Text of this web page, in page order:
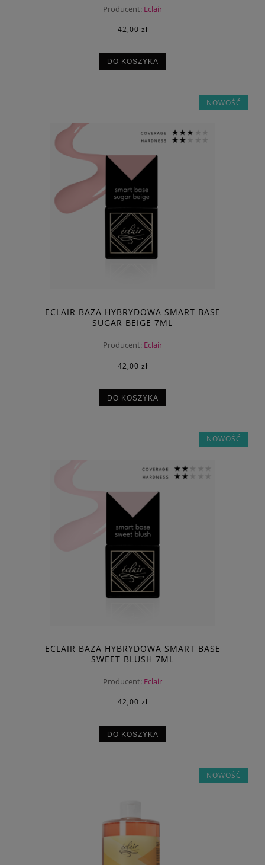
Producent: Eclair
42,00 zł
DO KOSZYKA
ECLAIR BAZA HYBRYDOWA SMART BASE
SUGAR BEIGE 7ML
Producent: Eclair
42,00 zł
DO KOSZYKA
NOWOŚĆ
ECLAIR BAZA HYBRYDOWA SMART BASE
SWEET BLUSH 7ML
Producent: Eclair
42,00 zł
DO KOSZYKA
NOWOŚĆ
NOWOŚĆ